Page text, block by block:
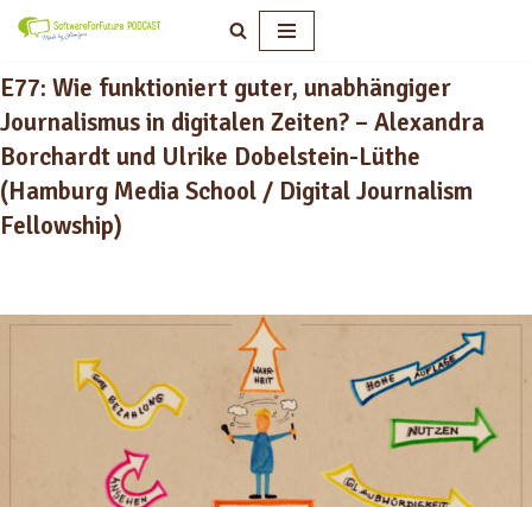
Inhalt
springen
E77: Wie funktioniert guter, unabhängiger
Journalismus in digitalen Zeiten? – Alexandra
Borchardt und Ulrike Dobelstein-Lüthe
(Hamburg Media School / Digital Journalism
Fellowship)